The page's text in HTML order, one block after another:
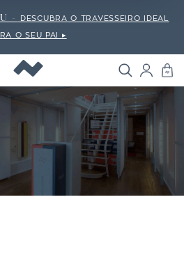
- DESCUBRA O TRAVESSEIRO IDEAL
O SEU PAI ▸